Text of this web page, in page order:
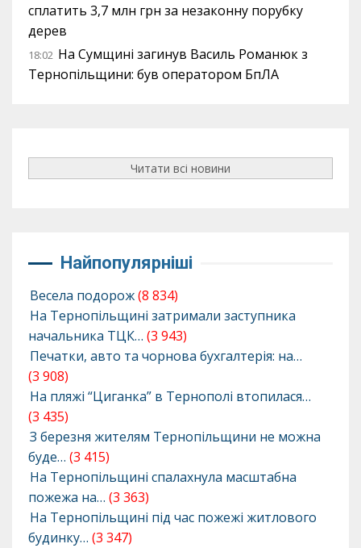
сплатить 3,7 млн грн за незаконну порубку
дерев
18:02 На Сумщині загинув Василь Романюк з
Тернопільщини: був оператором БпЛА
Читати всі новини
Найпопулярніші
Весела подорож(8 834)
На Тернопільщині затримали заступника
начальника ТЦК… (3 943)
Печатки, авто та чорнова бухгалтерія: на…
(3 908)
На пляжі “Циганка” в Тернополі втопилася…
(3 435)
З березня жителям Тернопільщини не можна
буде… (3 415)
На Тернопільщині спалахнула масштабна
пожежа на… (3 363)
На Тернопільщині під час пожежі житлового
будинку… (3 347)